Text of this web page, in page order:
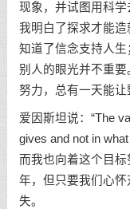
现象，并试图用科学
我明白了探求才能
知道了信念支持人
别人的眼光并不重
努力，总有一天能让
爱因斯坦说：“The
gives and not in
而我也向着这个目
年，但只要我们心
失。